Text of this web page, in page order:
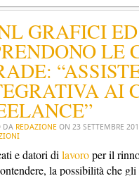
GRAFICI
LE
AI
DA REDAZIONE ON 23 SETTEMBRE
e datori di lavoroper il
la possibilità che gli